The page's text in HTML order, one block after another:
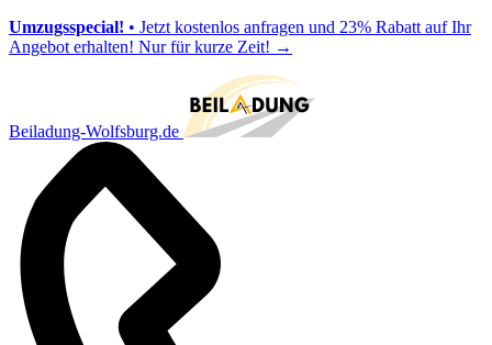
Umzugsspecial! • Jetzt kostenlos anfragen und 23% Rabatt auf Ihr
Angebot erhalten! Nur für kurze Zeit! →
Beiladung-Wolfsburg.de